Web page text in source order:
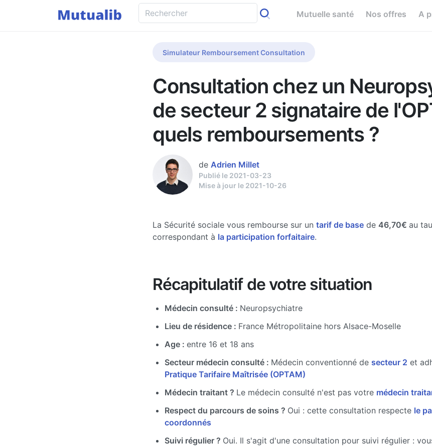
Mutuelle santé Nos offres A
Simulateur Remboursement Consultation
Consultation chez un
de secteur 2 signataire de
quels remboursements ?
de Adrien Millet
Publié le 2021-03-23
Mise à jour le 2021-10-26
La Sécurité sociale vous rembourse sur un tarif de base de 46,70€ au
correspondant à la participation forfaitaire.
Récapitulatif de votre situation
Médecin consulté : Neuropsychiatre
Lieu de résidence : France Métropolitaine hors Alsace-Moselle
Age : entre 16 et 18 ans
Secteur médecin consulté : Médecin conventionné de secteur 2 et
Pratique Tarifaire Maîtrisée (OPTAM)
Médecin traitant ? Le médecin consulté n'est pas votre médecin
Respect du parcours de soins ? Oui : cette consultation respecte le
coordonnés
Suivi régulier ? Oui. Il s'agit d'une consultation pour suivi régulier :